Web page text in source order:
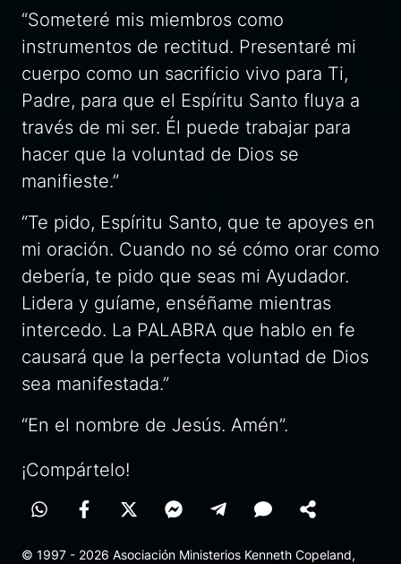
“Someteré mis miembros como
instrumentos de rectitud. Presentaré mi
cuerpo como un sacrificio vivo para Ti,
Padre, para que el Espíritu Santo fluya a
través de mi ser. Él puede trabajar para
hacer que la voluntad de Dios se
manifieste.”
“Te pido, Espíritu Santo, que te apoyes en
mi oración. Cuando no sé cómo orar como
debería, te pido que seas mi Ayudador.
Lidera y guíame, enséñame mientras
intercedo. La PALABRA que hablo en fe
causará que la perfecta voluntad de Dios
sea manifestada.”
“En el nombre de Jesús. Amén”.
¡Compártelo!
© 1997 - 2026 Asociación Ministerios Kenneth Copeland,